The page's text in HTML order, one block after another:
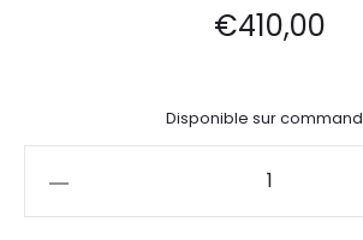
€410,00
Disponible sur